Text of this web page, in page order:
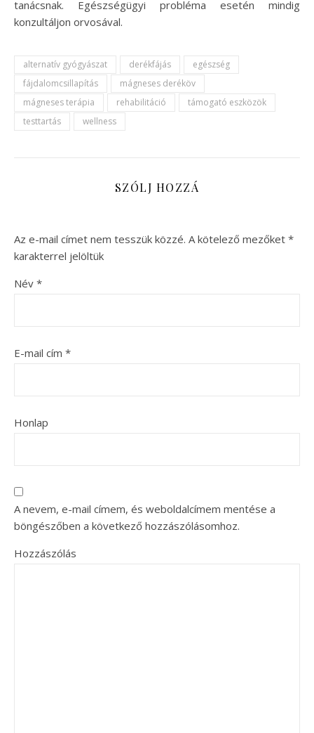
tanácsnak. Egészségügyi probléma esetén mindig
konzultáljon orvosával.
alternatív gyógyászat derékfájás
egészség
fájdalomcsillapítás
mágneses deréköv
mágneses terápia
rehabilitáció
támogató eszközök
testtartás
wellness
SZÓLJ HOZZÁ
Az e-mail címet nem tesszük közzé. A kötelező mezőket *
karakterrel jelöltük
Név *
E-mail cím *
Honlap
A nevem, e-mail címem, és weboldalcímem mentése a
böngészőben a következő hozzászólásomhoz.
Hozzászólás